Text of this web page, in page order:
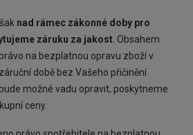
nad rámec zákonné doby pro
záruku za jakost . Obsahem
na bezplatnou opravu zboží v
době bez Vašeho přičinění
možné vadu opravit, poskytneme
ceny.